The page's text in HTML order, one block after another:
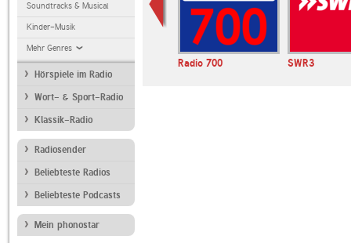
Soundtracks & Musical
Kinder-Musik
Mehr Genres
Hörspiele im Radio
Wort- & Sport-Radio
Klassik-Radio
Radiosender
Beliebteste Radios
Beliebteste Podcasts
Mein phonostar
SWR4 Baden-
Württemberg
Radio 700 SWR3